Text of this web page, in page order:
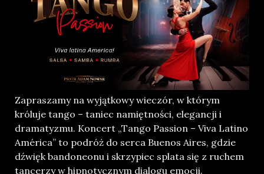
Zapraszamy na wyjątkowy wieczór, w którym
króluje tango – taniec namiętności, elegancji i
dramatyzmu. Koncert „Tango Passion – Viva Latino
América” to podróż do serca Buenos Aires, gdzie
dźwięk bandoneonu i skrzypiec splata się z ruchem
tancerzy w hipnotycznym dialogu emocji.